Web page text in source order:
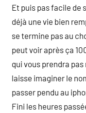
Et puis pas facile de
déjà une vie bien
se termine pas au
peut voir après ça
qui vous prendra
laisse imaginer le
passer pendu au
Fini les heures